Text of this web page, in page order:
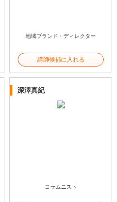
地域ブランド・ディレクター
講師候補に入れる
深澤真紀
コラムニスト